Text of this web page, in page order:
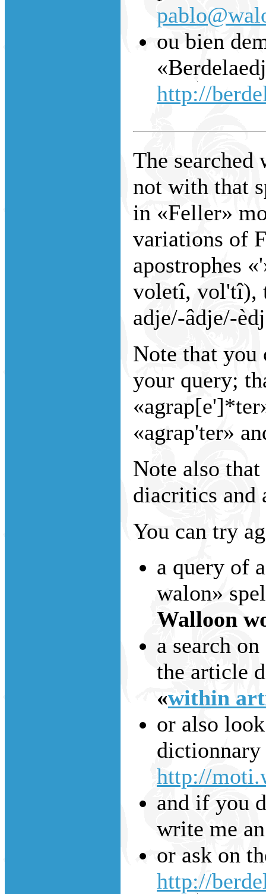
ou bien
http://
The searched
not with that
in «Feller»
variations of
apostrophes
voletî, vol'tî),
adje/-âdje/-
Note that you
your query;
«agrap'ter»
Note also
diacritics and
You can try
a query of
walon»
Walloon
a search
the article
«within
or also
dictionnary
http://
and if you
write me
or ask on
http://